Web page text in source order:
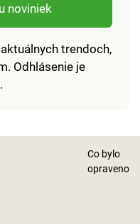
noviniek
trendoch,
Odhlásenie je
Co bylo
opraveno